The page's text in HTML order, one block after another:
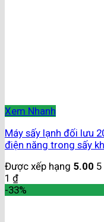
Xem Nhanh
Máy sấy lạnh đối lưu
điện năng trong sấy
Được xếp hạng 5.00 5
1 ₫
-33%